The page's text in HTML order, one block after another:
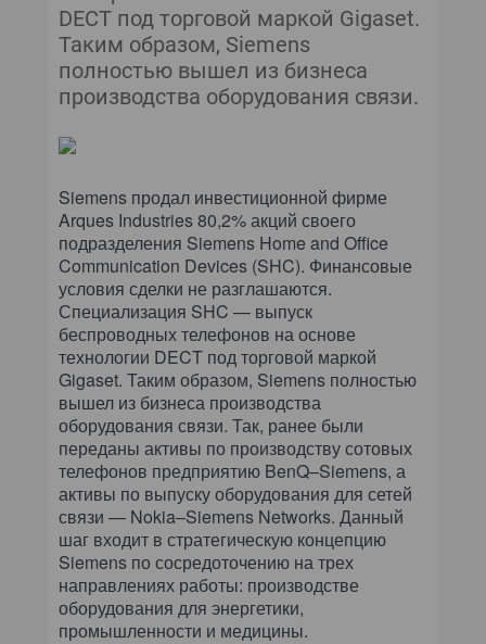
DECT под торговой маркой Gigaset.
Таким образом, Siemens
полностью вышел из бизнеса
производства оборудования связи.
Siemens продал инвестиционной фирме
Arques Industries 80,2% акций своего
подразделения Siemens Home and Office
Communication Devices (SHC). Финансовые
условия сделки не разглашаются.
Специализация SHC — выпуск
беспроводных телефонов на основе
технологии DECT под торговой маркой
Gigaset. Таким образом, Siemens полностью
вышел из бизнеса производства
оборудования связи. Так, ранее были
переданы активы по производству сотовых
телефонов предприятию BenQ–Siemens, а
активы по выпуску оборудования для сетей
связи — Nokia–Siemens Networks. Данный
шаг входит в стратегическую концепцию
Siemens по сосредоточению на трех
направлениях работы: производстве
оборудования для энергетики,
промышленности и медицины.